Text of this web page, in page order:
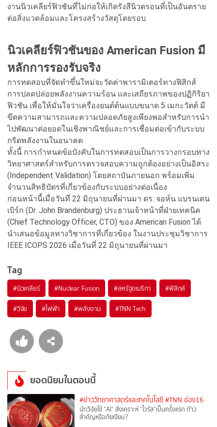
งานนิวเคลียร์ฟิวชันที่ไม่ก่อให้เกิดรังสีนิวตรอนที่เป็นอันตราย
ต่อสิ่งแวดล้อมและโครงสร้างวัสดุโดยรอบ
นิวเคลียร์ฟิวชันของ American Fusion มี
หลักการรองรับจริง
การทดสอบที่จัดทำขึ้นใหม่จะวัดค่าพารามิเตอร์ทางฟิสิกส์
การปลดปล่อยพลังงานความร้อน และเสถียรภาพของปฏิกิริยา
ฟิวชัน เพื่อให้มั่นใจว่าเครื่องยนต์ต้นแบบขนาด 5 เมกะวัตต์ มี
ขีดความสามารถและความปลอดภัยสูงเพียงพอสำหรับการนำ
ไปพัฒนาต่อยอดในเชิงพาณิชย์และการเชื่อมต่อเข้ากับระบบ
กริดพลังงานในอนาคต
ทั้งนี้ การกำหนดข้อบังคับในการทดสอบเป็นการวางกรอบทาง
วิทยาศาสตร์สำหรับการตรวจสอบความถูกต้องอย่างเป็นอิสระ
(Independent Validation) โดยสถาบันภายนอก พร้อมเพิ่ม
จำนวนสิทธิบัตรที่เกี่ยวข้องกับระบบอย่างต่อเนื่อง
ก่อนหน้านี้เมื่อวันที่ 22 มิถุนายนที่ผ่านมา ดร. จอห์น แบรนเดน
เบิร์ก (Dr. John Brandenburg) ประธานเจ้าหน้าที่ฝ่ายเทคนิค
(Chief Technology Officer, CTO) ของ American Fusion ได้
นำเสนอข้อมูลทางวิชาการที่เกี่ยวข้อง ในงานประชุมวิชาการ
IEEE ICOPS 2026 เมื่อวันที่ 22 มิถุนายนที่ผ่านมา
Tag
#นิวเคลียร์ #Nuclear Fusion #สหรัฐอเมริกา #ฟิสิกส์
#วิจัย #ไฟฟ้า #พลังงาน #TNN Tech
ยอดนิยมในตอนนี้
#ข่าววิทยาศาสตร์และเทคโนโลยี #TNN ช่อง16
นักวิจัยใช้ “AI” สังเคราะห์ “ไวรัส”เป็นครั้งแรก ก้าว
สำคัญหรือภัยเงียบ?